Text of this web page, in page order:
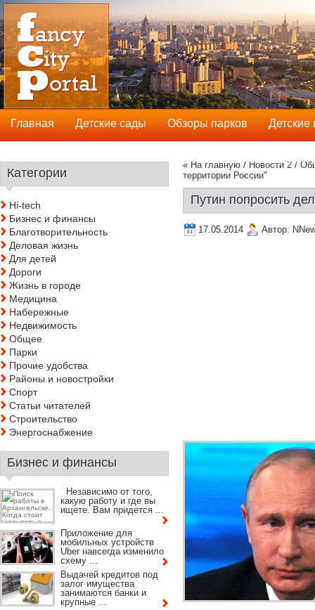
« На главную / Новости 2 /
территории России"
Путин попросить
17.05.2014 Автор:
Категории
Hi-tech
Бизнес и финансы
Благотворительность
Деловая жизнь
Для детей
Дороги
Жизнь в городе
Медицина
Набережные
Недвижимость
Общее
Парки
Прочие удобства
Районы и новостройки
Спорт
Статьи читателей
Строительство
Энергоснабжение
Бизнес и финансы
Независимо от того,
какую работу и где вы
ищете. Вам придется ...
Приложение для
мобильных устройств
Uber навсегда изменило
схему ...
Выдачей кредитов под
залог имущества
занимаются банки и
крупные ...
Главная Детские сады Обзоры парков Детские